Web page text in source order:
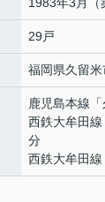
29戸
福岡県久留米
鹿児島本線 「
西鉄大牟田線
分
西鉄大牟田線